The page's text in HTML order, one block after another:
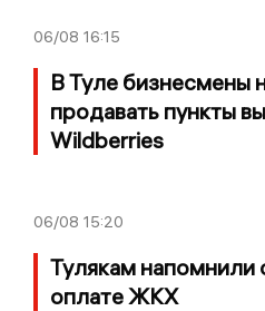
06/08 16:15
В Туле бизнесмены
продавать пункты
Wildberries
06/08 15:20
Тулякам напомнили
оплате ЖКХ